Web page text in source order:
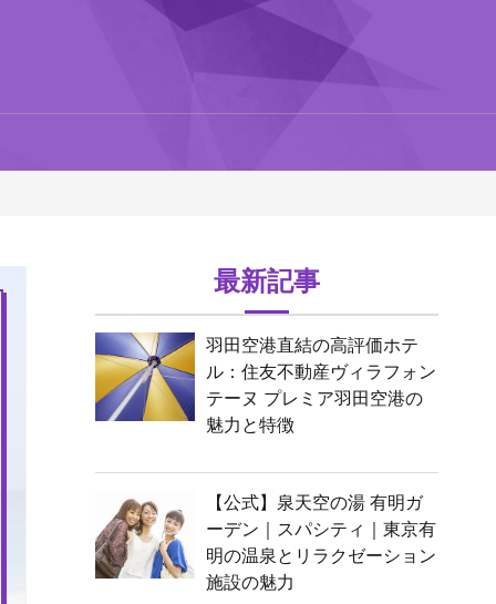
最新記事
羽田空港直結の高評価ホテ
ル：住友不動産ヴィラフォン
テーヌ プレミア羽田空港の
魅力と特徴
【公式】泉天空の湯 有明ガ
ーデン｜スパシティ｜東京有
明の温泉とリラクゼーション
施設の魅力